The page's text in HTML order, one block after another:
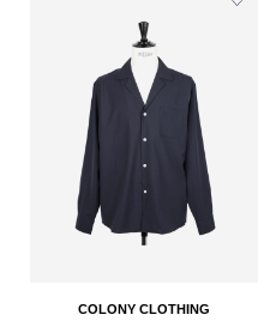
COLONY CLOTHING